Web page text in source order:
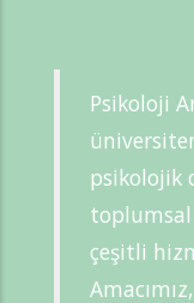
Psikoloji
psikolojik
toplumsal
çeşitli